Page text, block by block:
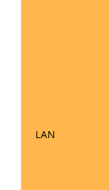
LAN